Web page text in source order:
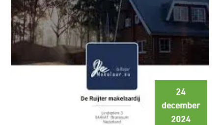
24
december
2024